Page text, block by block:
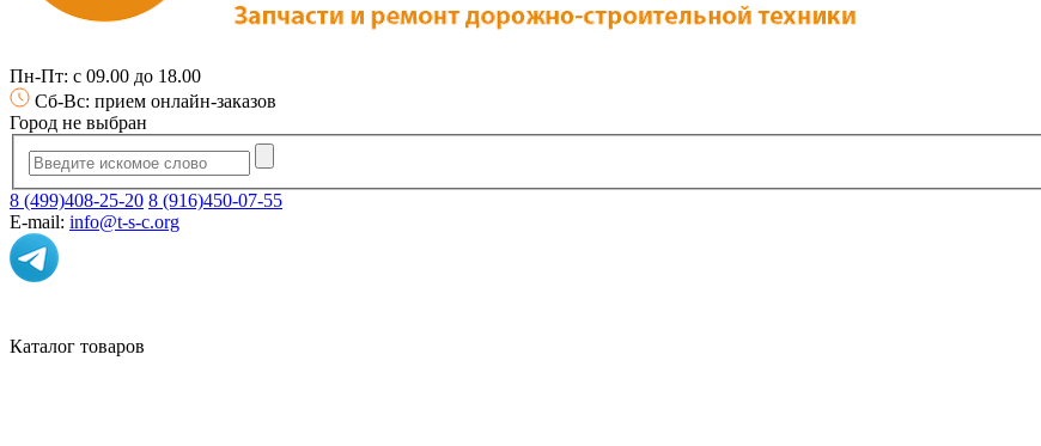
Пн-Пт: с 09.00 до 18.00
Сб-Вс: прием онлайн-заказов
Город не выбран
8 (499)408-25-20 8 (916)450-07-55
E-mail: info@t-s-c.org
Каталог товаров